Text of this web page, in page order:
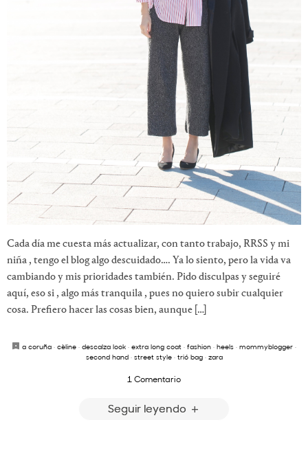
Cada día me cuesta más actualizar, con tanto trabajo, RRSS y mi
niña , tengo el blog algo descuidado…. Ya lo siento, pero la vida va
cambiando y mis prioridades también. Pido disculpas y seguiré
aquí, eso si , algo más tranquila , pues no quiero subir cualquier
cosa. Prefiero hacer las cosas bien, aunque […]
a coruña · cèline · descalza look · extra long coat · fashion · heels · mommyblogger ·
second hand· street style· trió bag· zara
1 Comentario
Seguir leyendo